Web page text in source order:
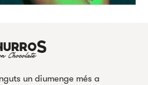
un diumenge més a